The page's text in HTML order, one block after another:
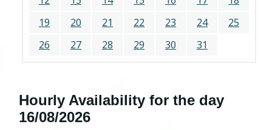
19
20 21 22 23 24
25
26
27 28 29 30 31
Hourly Availability for the day
16/08/2026